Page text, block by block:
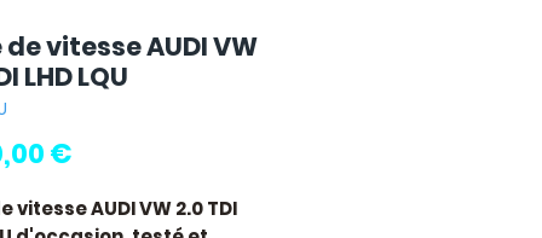
vitesse AUDI VW
LHD LQU
€
vitesse AUDI VW 2.0 TDI